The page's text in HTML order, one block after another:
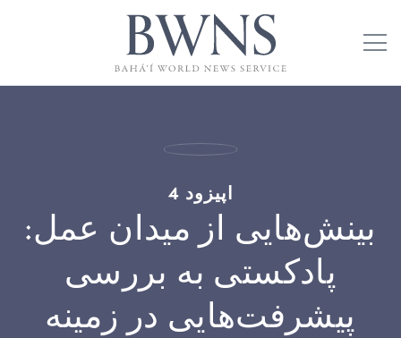
اپیزود 4
بینش‌هایی از میدان عمل:
پادکستی به بررسی
پیشرفت‌هایی در زمینه